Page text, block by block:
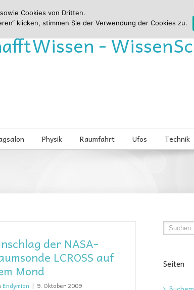
Wissen - Wissen
Physik Raumfahrt Ufos Technik
der NASA-
LCROSS auf
Mond
Endymion | 9. Oktober 2009
Seiten
Cookies von Dritten.
klicken, stimmen Sie der Verwendung der Cookies zu.